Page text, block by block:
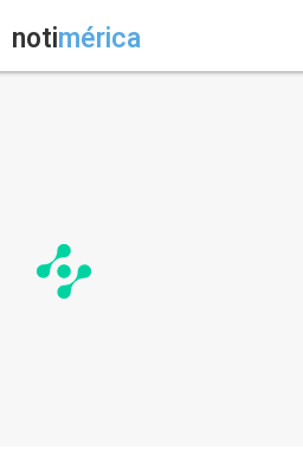
notimérica